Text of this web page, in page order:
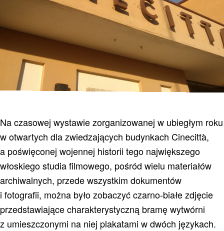
Na czasowej wystawie zorganizowanej w ubiegłym roku
w otwartych dla zwiedzających budynkach Cinecittà,
a poświęconej wojennej historii tego największego
włoskiego studia filmowego, pośród wielu materiałów
archiwalnych, przede wszystkim dokumentów
i fotografii, można było zobaczyć czarno-białe zdjęcie
przedstawiające charakterystyczną bramę wytwórni
z umieszczonymi na niej plakatami w dwóch językach.